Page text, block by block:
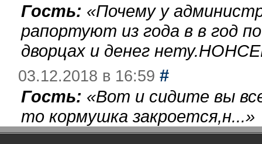
Гость: «Почему у
рапортуют из года в в год
дворцах и денег
03.12.2018 в 16:59 #
Гость: «Вот и сидите вы
то кормушка закроется,н...»